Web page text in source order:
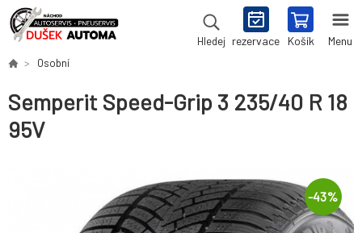
Hledej rezervace Košík Menu
Osobní
Semperit Speed-Grip 3 235/40 R 18
95V
-43%